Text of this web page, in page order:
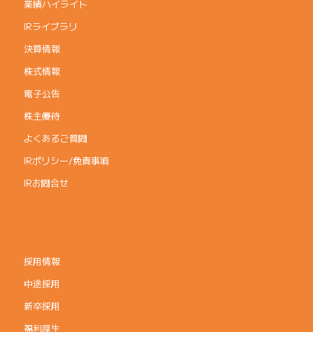
業績ハイライト
IRライブラリ
決算情報
株式情報
電子公告
株主優待
よくあるご質問
IRポリシー/免責事項
IRお問合せ
採用情報
中途採用
新卒採用
福利厚生